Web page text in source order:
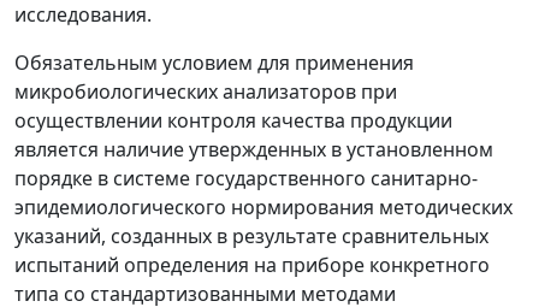
исследования.
Обязательным условием для применения
микробиологических анализаторов при
осуществлении контроля качества продукции
является наличие утвержденных в установленном
порядке в системе государственного санитарно-
эпидемиологического нормирования методических
указаний, созданных в результате сравнительных
испытаний определения на приборе конкретного
типа со стандартизованными методами